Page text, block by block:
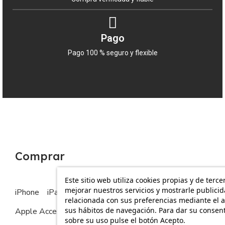
Pago
Pago 100 % seguro y flexible
Este sitio web utiliza cookies propias y de
mejorar nuestros servicios y mostrarle
relacionada con sus preferencias mediante el
sus hábitos de navegación. Para dar su
sobre su uso pulse el botón Acepto.
Comprar
iPhone iPad MacBook
Apple Watch
Apple Accesorios